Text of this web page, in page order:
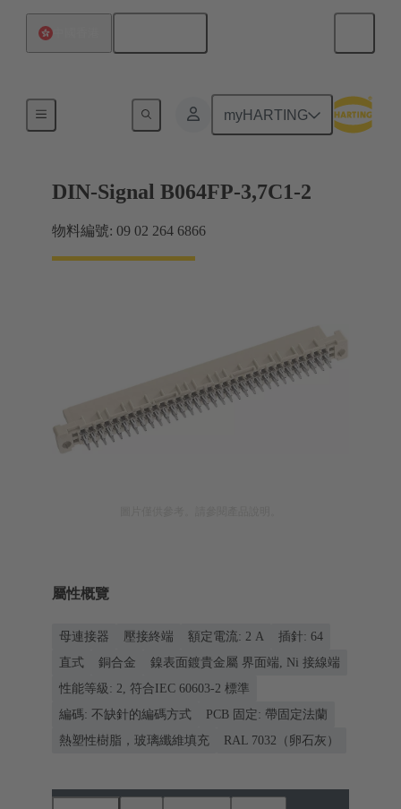
myHARTING
主機板到子插件板連接
DIN-Signal B064FP-3,7C1-2
物料編號: 09 02 264 6866
屬性概覽
母連接器 壓接終端 額定電流: ‌2 A
插針: 64
直式
銅合金
鎳表面鍍貴金屬 界面端, Ni 接線端
性能等級: 2, 符合IEC 60603-2 標準
編碼: 不缺針的編碼方式
PCB 固定: 帶固定法蘭
熱塑性樹脂，玻璃纖維填充
RAL 7032（卵石灰）